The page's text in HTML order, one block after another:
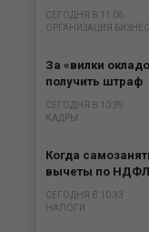
СЕГОДНЯ В 11:06
ОРГАНИЗАЦИЯ
За «вилки
получить штраф
СЕГОДНЯ В 10:39
КАДРЫ
Когда
вычеты по НДФЛ
СЕГОДНЯ В 10:33
НАЛОГИ